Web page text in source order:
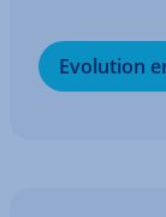
Evolution